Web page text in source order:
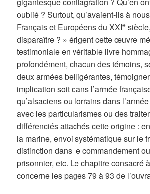
gigantesque conflagration ? Qu’en
oublié ? Surtout, qu’avaient-ils à
Français et Européens du XXIe
disparaître ? » érigent cette œuvre
testimoniale en véritable livre
profondément, chacun des témoins,
deux armées belligérantes,
implication soit dans l’armée
qu’alsaciens ou lorrains dans
avec les particularismes ou des
différenciés attachés cette origine :
la marine, envoi systématique sur le
distinction dans le commandement
prisonnier, etc. Le chapitre consacré
concerne les pages 79 à 93 de